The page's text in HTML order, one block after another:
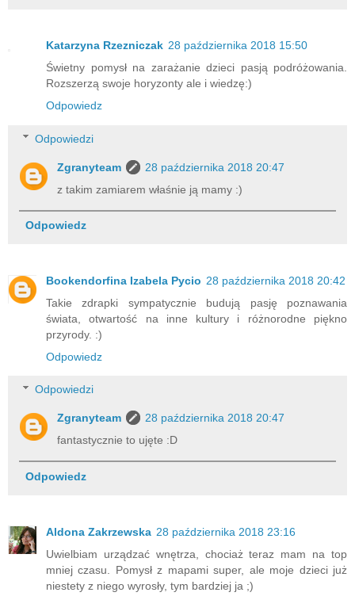
Katarzyna Rzezniczak 28 października 2018 15:50
Świetny pomysł na zarażanie dzieci pasją podróżowania.
Rozszerzą swoje horyzonty ale i wiedzę:)
Odpowiedz
Odpowiedzi
Zgranyteam
28 października 2018 20:47
z takim zamiarem właśnie ją mamy :)
Odpowiedz
Bookendorfina Izabela Pycio 28 października 2018 20:42
Takie zdrapki sympatycznie budują pasję poznawania
świata, otwartość na inne kultury i różnorodne piękno
przyrody. :)
Odpowiedz
Odpowiedzi
Zgranyteam
28 października 2018 20:47
fantastycznie to ujęte :D
Odpowiedz
Aldona Zakrzewska 28 października 2018 23:16
Uwielbiam urządzać wnętrza, chociaż teraz mam na top
mniej czasu. Pomysł z mapami super, ale moje dzieci już
niestety z niego wyrosły, tym bardziej ja ;)